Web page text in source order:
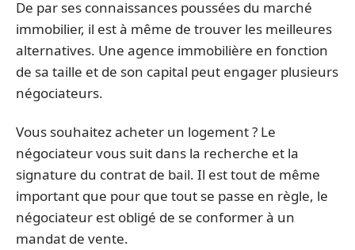
De par ses connaissances poussées du marché
immobilier, il est à même de trouver les meilleures
alternatives. Une agence immobilière en fonction
de sa taille et de son capital peut engager plusieurs
négociateurs.
Vous souhaitez acheter un logement ? Le
négociateur vous suit dans la recherche et la
signature du contrat de bail. Il est tout de même
important que pour que tout se passe en règle, le
négociateur est obligé de se conformer à un
mandat de vente.